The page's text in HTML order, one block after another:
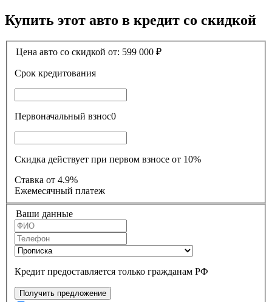
Купить этот авто в кредит со скидкой
Цена авто со скидкой от: 599 000 ₽
Срок кредитования
Первоначальный взнос0
Скидка действует при первом взносе от 10%
Ставка
от 4.9%
Ежемесячный платеж
Ваши данные
Кредит предоставляется только гражданам РФ
Получить предложение